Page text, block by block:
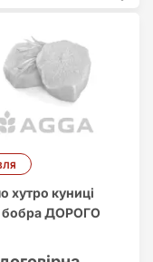
хутро куниці
бобра ДОРОГО